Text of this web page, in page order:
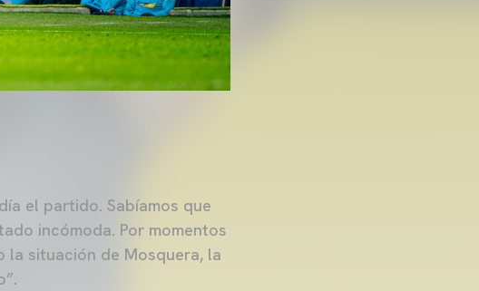
el partido. Sabíamos que
incómoda. Por momentos
la situación de Mosquera, la